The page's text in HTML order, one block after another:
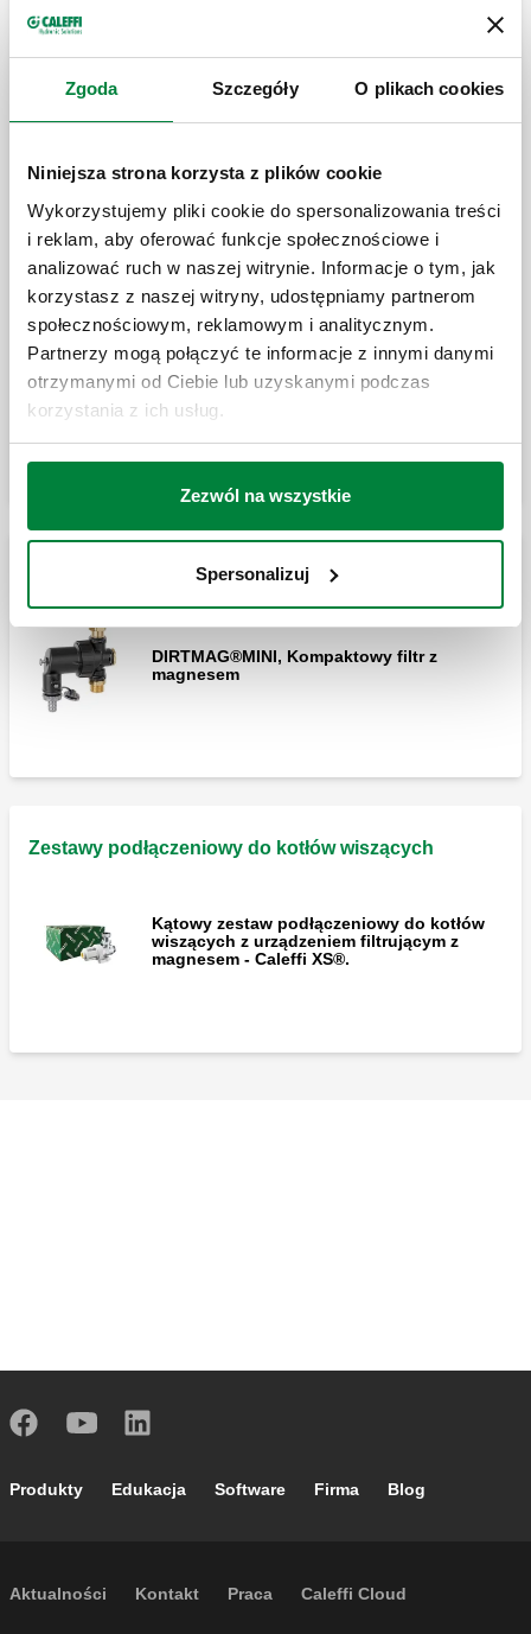
Zgoda Szczegóły O plikach cookies
Niniejsza strona korzysta z plików cookie
Wykorzystujemy pliki cookie do spersonalizowania treści
i reklam, aby oferować funkcje społecznościowe i
analizować ruch w naszej witrynie. Informacje o tym, jak
korzystasz z naszej witryny, udostępniamy partnerom
społecznościowym, reklamowym i analitycznym.
Partnerzy mogą połączyć te informacje z innymi danymi
otrzymanymi od Ciebie lub uzyskanymi podczas
korzystania z ich usług.
Zezwól na wszystkie
Spersonalizuj
CALEFFI XS®, Urządzenie filtrujące z
magnesem do montażu pod kotłem
CALEFFI XS®, Urządzenie filtrujące z
magnesem do montażu pod kotłem.
Złączka z nakrętką i uszczelnieniem.
Chromowana
chemicznych.
Kompaktowy filtr z magnesem
DIRTMAG®MINI, Kompaktowy filtr z
magnesem
Zestawy podłączeniowy do kotłów wiszących
Kątowy zestaw podłączeniowy do kotłów
wiszących z urządzeniem filtrującym z
magnesem - Caleffi XS®.
Footer main navigation
Produkty Edukacja Software Firma Blog
Footer secondary navigation
Aktualności Kontakt Praca Caleffi Cloud